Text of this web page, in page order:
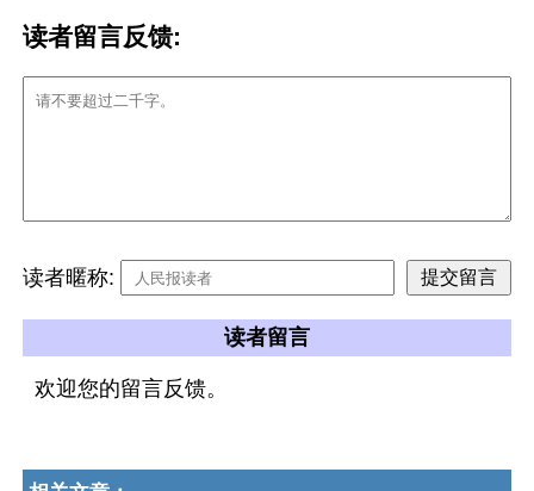
读者留言反馈:
读者暱称:
读者留言
欢迎您的留言反馈。